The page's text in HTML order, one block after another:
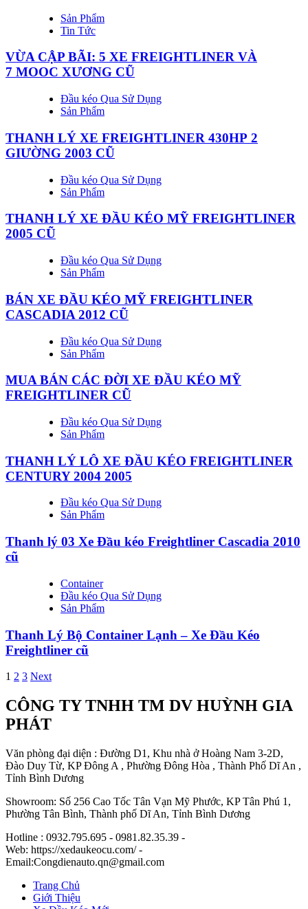
Sản Phẩm
Tin Tức
VỪA CẬP BÃI: 5 XE FREIGHTLINER VÀ
7 MOOC XƯƠNG CŨ
Đầu kéo Qua Sử Dụng
Sản Phẩm
THANH LÝ XE FREIGHTLINER 430HP 2
GIƯỜNG 2003 CŨ
Đầu kéo Qua Sử Dụng
Sản Phẩm
THANH LÝ XE ĐẦU KÉO MỸ FREIGHTLINER
2005 CŨ
Đầu kéo Qua Sử Dụng
Sản Phẩm
BÁN XE ĐẦU KÉO MỸ FREIGHTLINER
CASCADIA 2012 CŨ
Đầu kéo Qua Sử Dụng
Sản Phẩm
MUA BÁN CÁC ĐỜI XE ĐẦU KÉO MỸ
FREIGHTLINER CŨ
Đầu kéo Qua Sử Dụng
Sản Phẩm
THANH LÝ LÔ XE ĐẦU KÉO FREIGHTLINER
CENTURY 2004 2005
Đầu kéo Qua Sử Dụng
Sản Phẩm
Thanh lý 03 Xe Đầu kéo Freightliner Cascadia 2010
cũ
Container
Đầu kéo Qua Sử Dụng
Sản Phẩm
Thanh Lý Bộ Container Lạnh – Xe Đầu Kéo
Freightliner cũ
Điều
hướng
bài
viết
1 2 3 Next
CÔNG TY TNHH TM DV HUỲNH GIA
PHÁT
Văn phòng đại diện : Đường D1, Khu nhà ở Hoàng Nam 3-2D,
Đào Duy Từ, KP Đông A , Phường Đông Hòa , Thành Phố Dĩ An ,
Tỉnh Bình Dương
Showroom: Số 256 Cao Tốc Tân Vạn Mỹ Phước, KP Tân Phú 1,
Phường Tân Bình, Thành phố Dĩ An, Tỉnh Bình Dương
Hotline : 0932.795.695 - 0981.82.35.39 -
Web: https://xedaukeocu.com/ -
Email:Congdienauto.qn@gmail.com
Trang Chủ
Giới Thiệu